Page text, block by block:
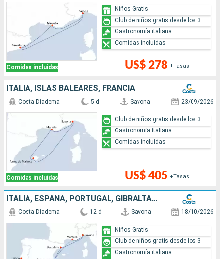
Comidas incluidas US$ 278 +Tasas
Niños Gratis
Club de niños gratis desde los 3
Gastronomía italiana
Comidas incluidas
ITALIA, ISLAS BALEARES, FRANCIA
Comidas incluidas
Costa Diadema 5 d Savona 23/09/2026
US$ 405 +Tasas
Club de niños gratis desde los 3
Gastronomía italiana
Comidas incluidas
ITALIA, ESPAÑA, PORTUGAL, GIBRALTAR, FRANCIA
Costa Diadema 12 d Savona 18/10/2026
Niños Gratis
Club de niños gratis desde los 3
Gastronomía italiana